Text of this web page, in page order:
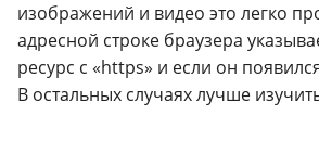
изображений и видео это легко
адресной строке браузера
ресурс с «https» и если он
В остальных случаях лучше